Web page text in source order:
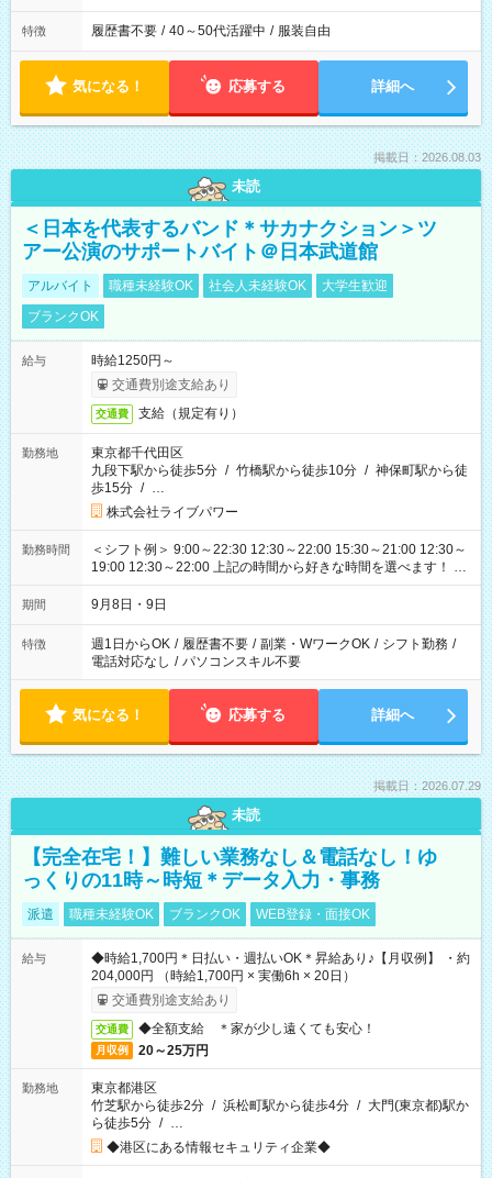
特徴 履歴書不要 / 40～50代活躍中 / 服装自由
気になる！ 応募する 詳細へ
掲載日：2026.08.03
未読
＜日本を代表するバンド＊サカナクション＞ツ
アー公演のサポートバイト＠日本武道館
アルバイト 職種未経験OK 社会人未経験OK
大学生歓迎
ブランクOK
給与
時給1250円～
交通費別途支給あり
交通費 支給（規定有り）
勤務地
東京都千代田区
九段下駅から徒歩5分 / 竹橋駅から徒歩10分 / 神保町駅から徒
歩15分 / …
株式会社ライブパワー
勤務時間
＜シフト例＞ 9:00～22:30 12:30～22:00 15:30～21:00 12:30～
19:00 12:30～22:00 上記の時間から好きな時間を選べます！ ※
時間は変更となる可能性があります
期間 9月8日・9日
特徴 週1日からOK / 履歴書不要 / 副業・WワークOK / シフト勤務 /
電話対応なし / パソコンスキル不要
気になる！ 応募する 詳細へ
掲載日：2026.07.29
未読
【完全在宅！】難しい業務なし＆電話なし！ゆ
っくりの11時～時短＊データ入力・事務
派遣 職種未経験OK ブランクOK WEB登録・面接OK
給与
◆時給1,700円＊日払い・週払いOK＊昇給あり♪【月収例】 ・約
204,000円 （時給1,700円 × 実働6h × 20日）
交通費別途支給あり
交通費 ◆全額支給 ＊家が少し遠くても安心！
月収例 20～25万円
勤務地
東京都港区
竹芝駅から徒歩2分 / 浜松町駅から徒歩4分 / 大門(東京都)駅か
ら徒歩5分 / …
◆港区にある情報セキュリティ企業◆